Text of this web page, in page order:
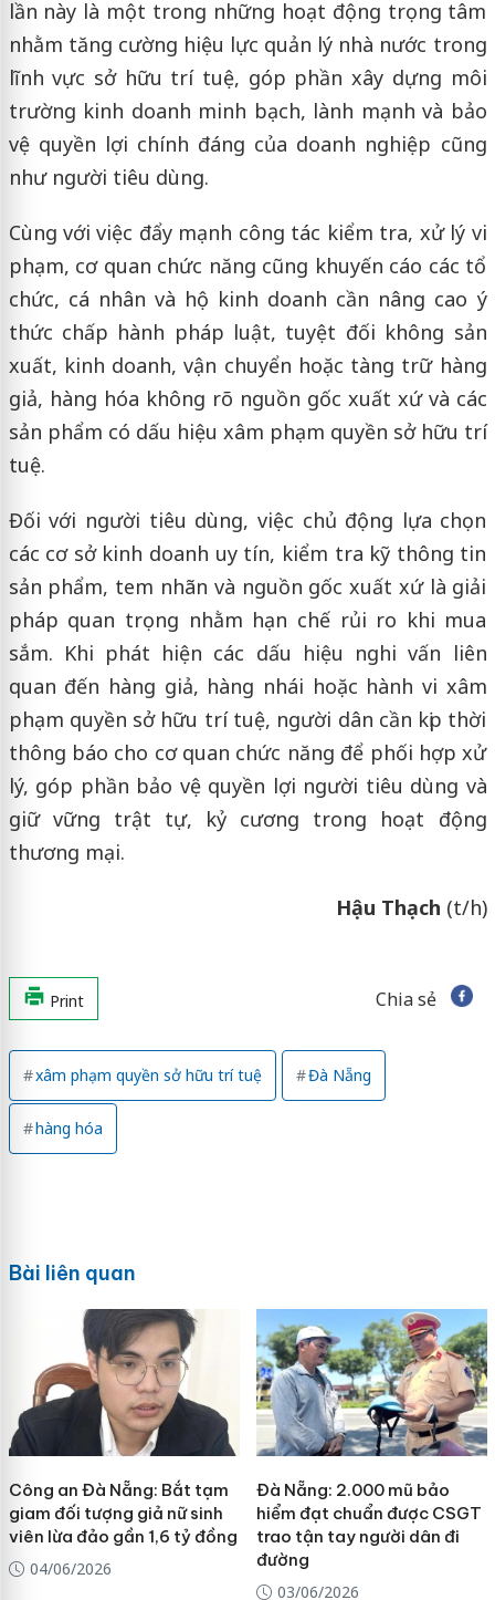
lần này là một trong những hoạt động trọng tâm
nhằm tăng cường hiệu lực quản lý nhà nước trong
lĩnh vực sở hữu trí tuệ, góp phần xây dựng môi
trường kinh doanh minh bạch, lành mạnh và bảo
vệ quyền lợi chính đáng của doanh nghiệp cũng
như người tiêu dùng.
Cùng với việc đẩy mạnh công tác kiểm tra, xử lý vi
phạm, cơ quan chức năng cũng khuyến cáo các tổ
chức, cá nhân và hộ kinh doanh cần nâng cao ý
thức chấp hành pháp luật, tuyệt đối không sản
xuất, kinh doanh, vận chuyển hoặc tàng trữ hàng
giả, hàng hóa không rõ nguồn gốc xuất xứ và các
sản phẩm có dấu hiệu xâm phạm quyền sở hữu trí
tuệ.
Đối với người tiêu dùng, việc chủ động lựa chọn
các cơ sở kinh doanh uy tín, kiểm tra kỹ thông tin
sản phẩm, tem nhãn và nguồn gốc xuất xứ là giải
pháp quan trọng nhằm hạn chế rủi ro khi mua
sắm. Khi phát hiện các dấu hiệu nghi vấn liên
quan đến hàng giả, hàng nhái hoặc hành vi xâm
phạm quyền sở hữu trí tuệ, người dân cần kịp thời
thông báo cho cơ quan chức năng để phối hợp xử
lý, góp phần bảo vệ quyền lợi người tiêu dùng và
giữ vững trật tự, kỷ cương trong hoạt động
thương mại.
Hậu Thạch (t/h)
Print Chia sẻ
xâm phạm quyền sở hữu trí tuệ Đà Nẵng
hàng hóa
Bài liên quan
Công an Đà Nẵng: Bắt tạm
giam đối tượng giả nữ sinh
viên lừa đảo gần 1,6 tỷ đồng
04/06/2026
Đà Nẵng: 2.000 mũ bảo
hiểm đạt chuẩn được CSGT
trao tận tay người dân đi
đường
03/06/2026